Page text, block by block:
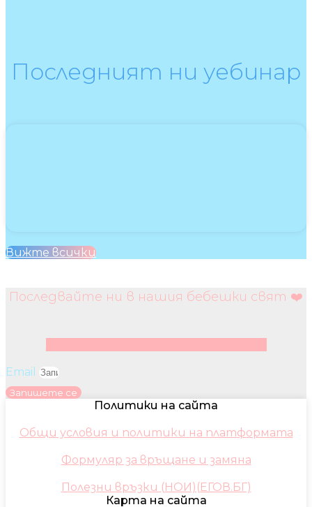
Последният ни уебинар
Вижте всички
Последвайте ни в нашия бебешки свят ❤️
Email
Запишете се
Политики на сайта
Общи условия и политики на платформата
Формуляр за връщане и замяна
Полезни връзки (НОИ)(ЕГОВ.БГ)
Карта на сайта